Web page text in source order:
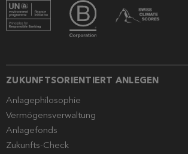
ZUKUNFTSORIENTIERT ANLEGEN
Anlagephilosophie
Vermögensverwaltung
Anlagefonds
Zukunfts-Check